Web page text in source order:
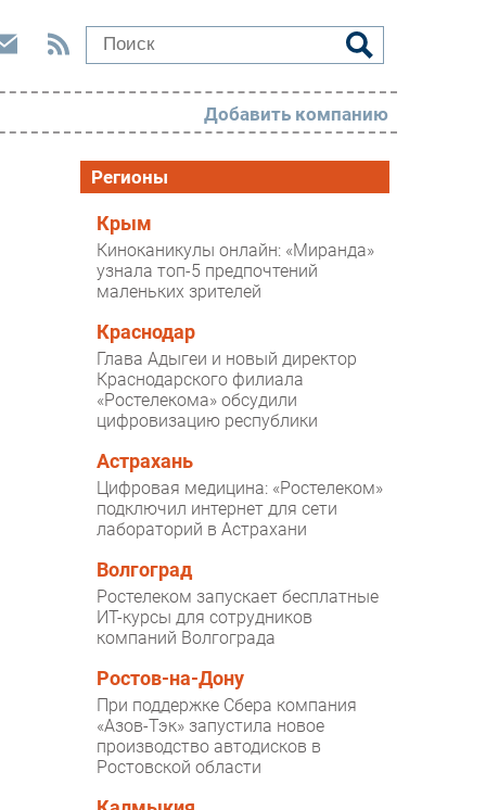
РАЗДЕЛЫ
Новости
Аналитика
Интервью
Мероприятия
Проекты
IT класс
Каталог компаний
Добавить компанию
Регионы
Крым
Киноканикулы онлайн: «Миранда»
узнала топ-5 предпочтений
маленьких зрителей
Краснодар
Глава Адыгеи и новый директор
Краснодарского филиала
«Ростелекома» обсудили
цифровизацию республики
Астрахань
Цифровая медицина: «Ростелеком»
подключил интернет для сети
лабораторий в Астрахани
Волгоград
Ростелеком запускает бесплатные
ИТ-курсы для сотрудников
компаний Волгограда
Ростов-на-Дону
При поддержке Сбера компания
«Азов-Тэк» запустила новое
производство автодисков в
Ростовской области